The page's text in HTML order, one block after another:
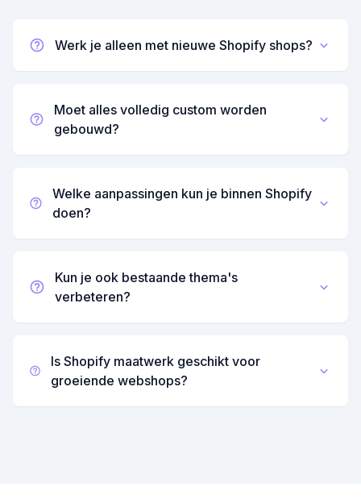
Werk je alleen met nieuwe Shopify shops?
Moet alles volledig custom worden
gebouwd?
Welke aanpassingen kun je binnen Shopify
doen?
Kun je ook bestaande thema's
verbeteren?
Is Shopify maatwerk geschikt voor
groeiende webshops?